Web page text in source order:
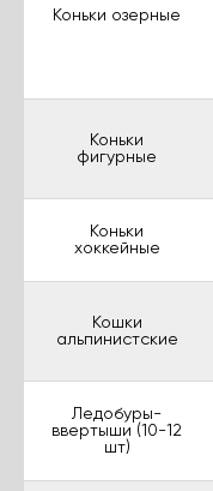
Коньки озерные
Коньки
фигурные
Коньки
хоккейные
Кошки
альпинистские
Ледобуры-
ввертыши (10-12
шт)